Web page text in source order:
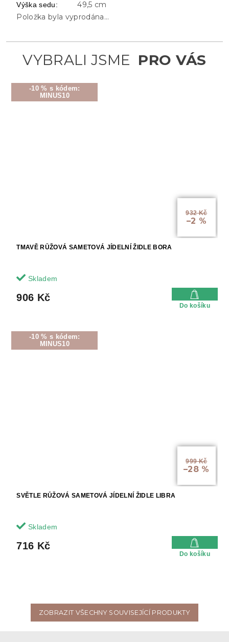
-10 % s kódem:
MINUS10
932 Kč
–2 %
TMAVĚ RŮŽOVÁ SAMETOVÁ JÍDELNÍ ŽIDLE BORA
Skladem
906 Kč
Do košíku
-10 % s kódem:
MINUS10
999 Kč
–28 %
SVĚTLE RŮŽOVÁ SAMETOVÁ JÍDELNÍ ŽIDLE LIBRA
Skladem
716 Kč
Do košíku
ZOBRAZIT VŠECHNY SOUVISEJÍCÍ PRODUKTY
Výška sedu:
49,5 cm
Položka byla vyprodána…